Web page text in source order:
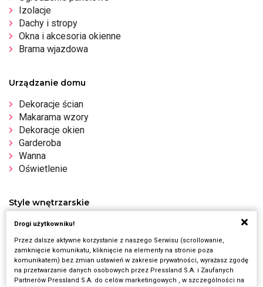
Izolacje
Dachy i stropy
Okna i akcesoria okienne
Brama wjazdowa
Urządzanie domu
Dekoracje ścian
Makarama wzory
Dekoracje okien
Garderoba
Wanna
Oświetlenie
Style wnętrzarskie
Styl boho
Hampton
Styl glamour
Styl skandynawski
Styl rustykalny
Drogi użytkowniku!
Przez dalsze aktywne korzystanie z naszego Serwisu (scrollowanie,
zamknięcie komunikatu, kliknięcie na elementy na stronie poza
komunikatem) bez zmian ustawień w zakresie prywatności, wyrażasz zgodę
na przetwarzanie danych osobowych przez Pressland S.A. i Zaufanych
Partnerów Pressland S.A. do celów marketingowych , w szczególności na